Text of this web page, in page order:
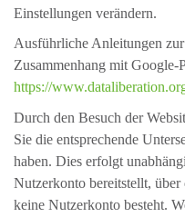
Einstellungen verändern.
Ausführliche Anleitungen
Zusammenhang mit Google-
https://
Durch den Besuch der
Sie die entsprechende
haben. Dies erfolgt
Nutzerkonto bereitstellt,
keine Nutzerkonto besteht.